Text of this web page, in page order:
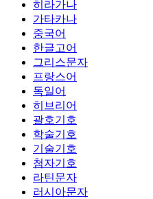
히라가나
가타카나
중국어
한글고어
그리스문자
프랑스어
독일어
히브리어
괄호기호
학술기호
기술기호
첨자기호
라틴문자
러시아문자